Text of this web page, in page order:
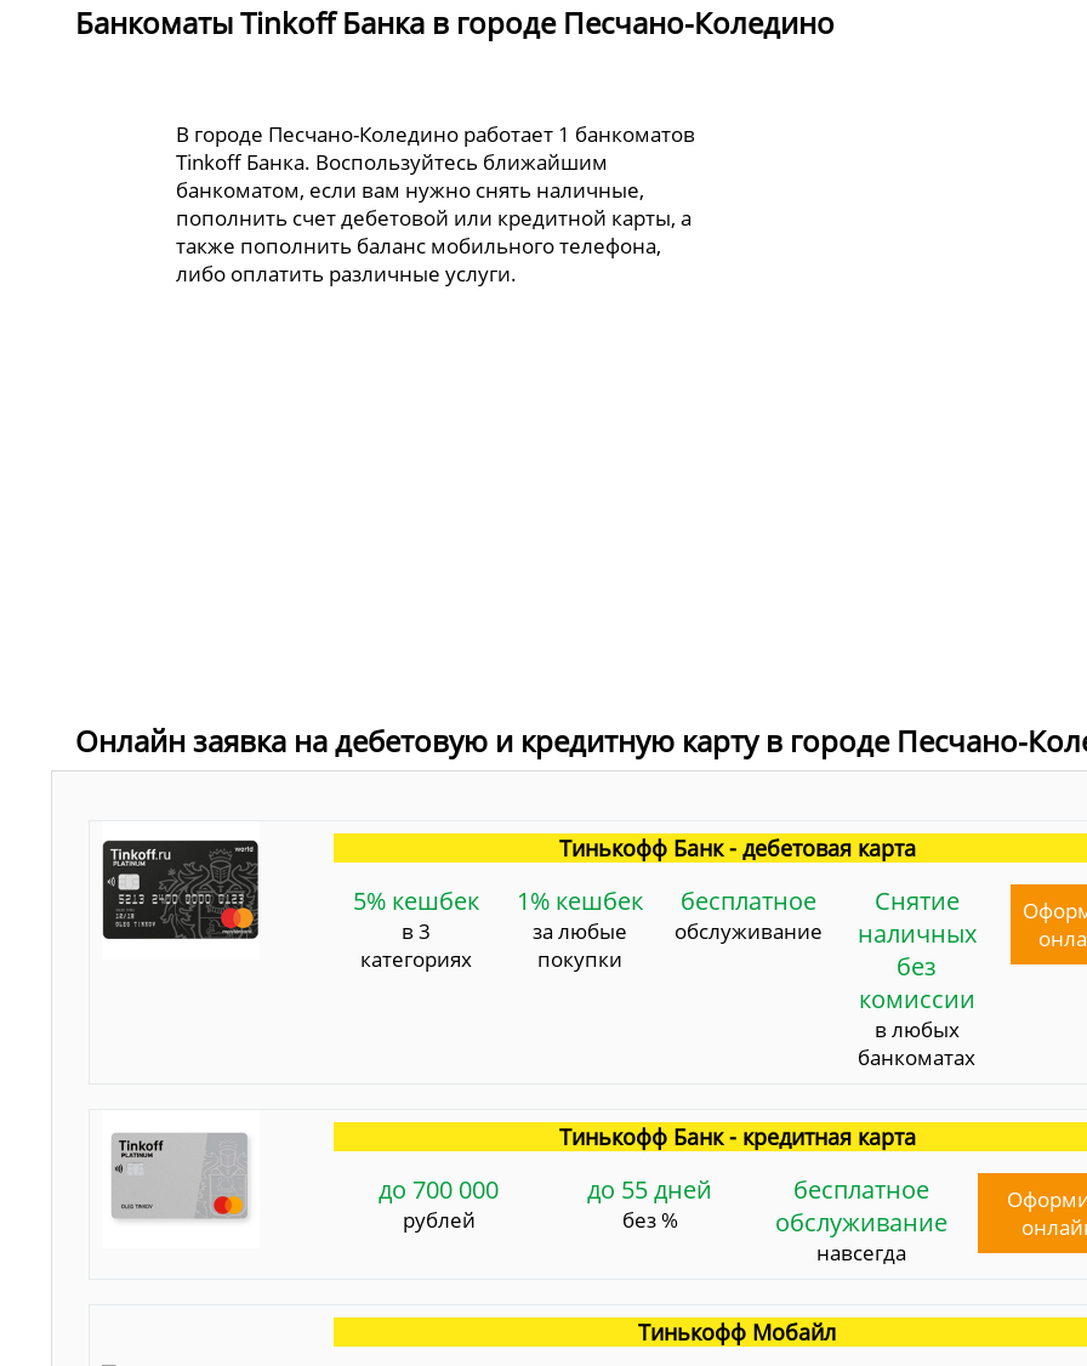
Банкоматы Tinkoff Банка в городе Песчано-Коледино
В городе Песчано-Коледино работает 1 банкоматов
Tinkoff Банка. Воспользуйтесь ближайшим
банкоматом, если вам нужно снять наличные,
пополнить счет дебетовой или кредитной карты, а
также пополнить баланс мобильного телефона,
либо оплатить различные услуги.
Онлайн заявка на дебетовую и кредитную карту в городе Песчано-
Тинькофф Банк - дебетовая карта
5% кешбек
в 3
категориях
1% кешбек
за любые
покупки
бесплатное
обслуживание
Снятие
наличных
без
комиссии
в любых
банкоматах
Тинькофф Банк - кредитная карта
до 700 000
рублей
до 55 дней
без %
бесплатное
обслуживание
навсегда
Тинькофф Мобайл